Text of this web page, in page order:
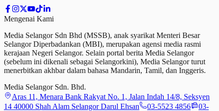
Mengenai Kami
Media Selangor Sdn Bhd (MSSB), anak syarikat Menteri Besar
Selangor Diperbadankan (MBI), merupakan agensi media rasmi
kerajaan Negeri Selangor. Selain portal berita Media Selangor
(sebelum ini dikenali sebagai Selangorkini), Media Selangor turut
menerbitkan akhbar dalam bahasa Mandarin, Tamil, dan Inggeris.
Media Selangor Sdn. Bhd.
Aras 11, Menara Bank Rakyat No. 1, Jalan Indah 14/8, Seksyen
14 40000 Shah Alam Selangor Darul Ehsan
03-5523 4856
03-